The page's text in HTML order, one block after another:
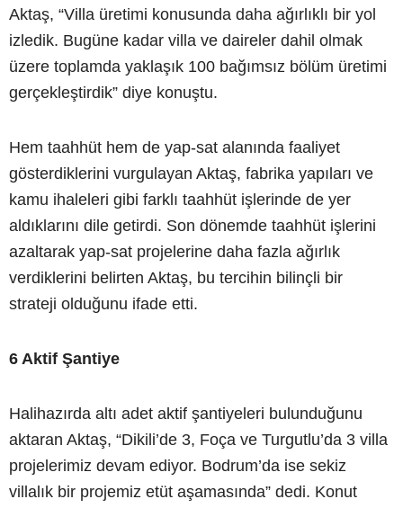
Aktaş, “Villa üretimi konusunda daha ağırlıklı bir yol
izledik. Bugüne kadar villa ve daireler dahil olmak
üzere toplamda yaklaşık 100 bağımsız bölüm üretimi
gerçekleştirdik” diye konuştu.
Hem taahhüt hem de yap-sat alanında faaliyet
gösterdiklerini vurgulayan Aktaş, fabrika yapıları ve
kamu ihaleleri gibi farklı taahhüt işlerinde de yer
aldıklarını dile getirdi. Son dönemde taahhüt işlerini
azaltarak yap-sat projelerine daha fazla ağırlık
verdiklerini belirten Aktaş, bu tercihin bilinçli bir
strateji olduğunu ifade etti.
6 Aktif Şantiye
Halihazırda altı adet aktif şantiyeleri bulunduğunu
aktaran Aktaş, “Dikili’de 3, Foça ve Turgutlu’da 3 villa
projelerimiz devam ediyor. Bodrum’da ise sekiz
villalık bir projemiz etüt aşamasında” dedi. Konut